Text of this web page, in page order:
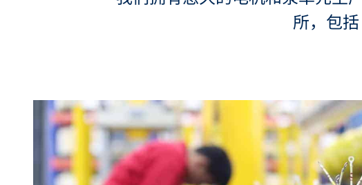
所，包